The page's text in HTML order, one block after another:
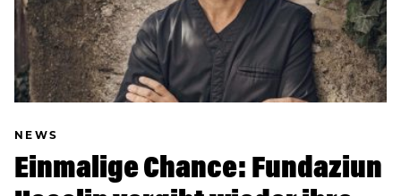
NEWS
Einmalige Chance: Fundaziun